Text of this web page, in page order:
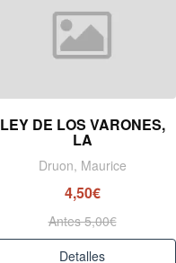
LEY DE LOS VARONES,
LA
Druon, Maurice
4,50€
Antes 5,00€
Detalles